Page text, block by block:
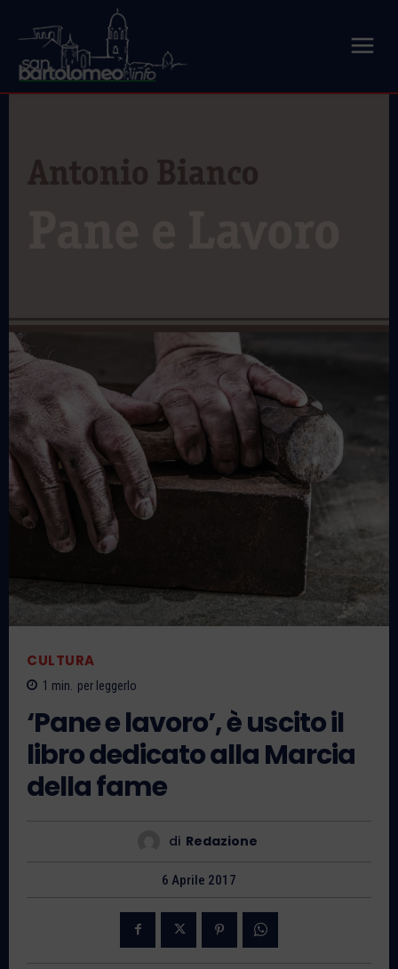
CULTURA
1 min. per leggerlo
‘Pane e lavoro’, è uscito il
libro dedicato alla Marcia
della fame
di Redazione
6 Aprile 2017